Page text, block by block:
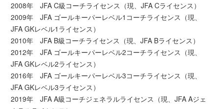
2008年 JFA C級コーチライセンス（現、JFA Cライセンス）
2009年 JFA ゴールキーパーレベル1コーチライセンス（現、
JFA GKレベル1ライセンス）
2010年 JFA B級コーチライセンス（現、JFA Bライセンス）
2012年 JFA ゴールキーパーレベル2コーチライセンス（現、
JFA GKレベル2ライセンス）
2016年 JFA ゴールキーパーレベル3コーチライセンス（現、
JFA GKレベル3ライセンス）
2019年 JFA A級コーチジェネラルライセンス（現、JFA Aジェ